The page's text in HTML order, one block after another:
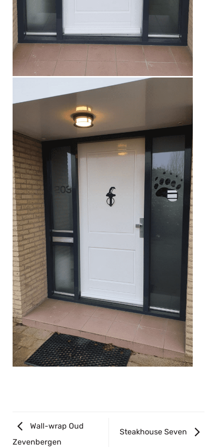
Wall-wrap Oud
Zevenbergen
Steakhouse Seven